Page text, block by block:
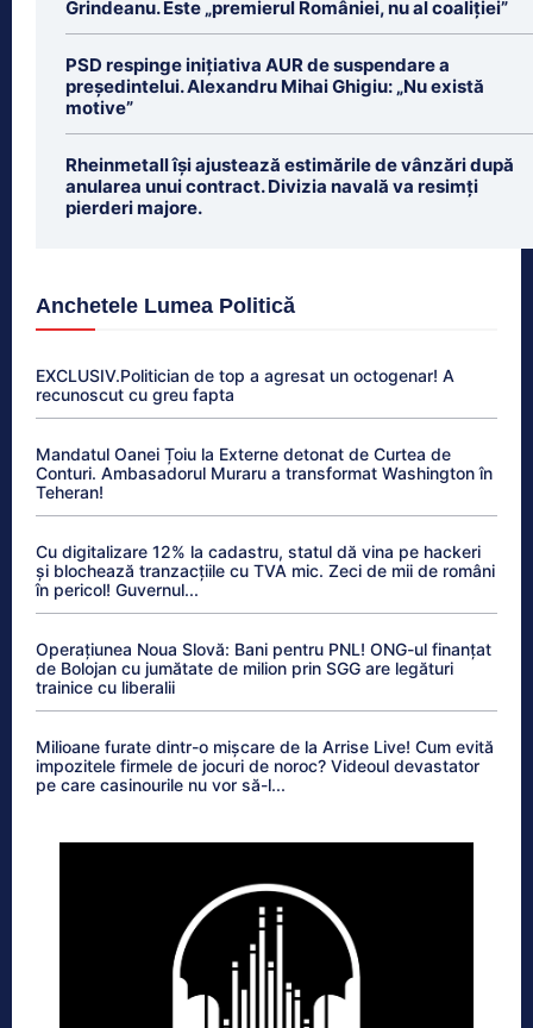
Grindeanu. Este „premierul României, nu al coaliției”
PSD respinge inițiativa AUR de suspendare a
președintelui. Alexandru Mihai Ghigiu: „Nu există
motive”
Rheinmetall își ajustează estimările de vânzări după
anularea unui contract. Divizia navală va resimți
pierderi majore.
Anchetele Lumea Politică
EXCLUSIV.Politician de top a agresat un octogenar! A
recunoscut cu greu fapta
Mandatul Oanei Țoiu la Externe detonat de Curtea de
Conturi. Ambasadorul Muraru a transformat Washington în
Teheran!
Cu digitalizare 12% la cadastru, statul dă vina pe hackeri
și blochează tranzacțiile cu TVA mic. Zeci de mii de români
în pericol! Guvernul...
Operațiunea Noua Slovă: Bani pentru PNL! ONG-ul finanțat
de Bolojan cu jumătate de milion prin SGG are legături
trainice cu liberalii
Milioane furate dintr-o mișcare de la Arrise Live! Cum evită
impozitele firmele de jocuri de noroc? Videoul devastator
pe care casinourile nu vor să-l...